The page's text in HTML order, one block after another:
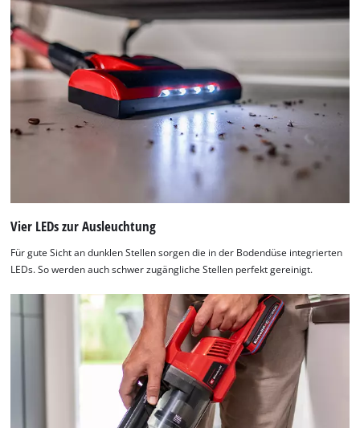
Vier LEDs zur Ausleuchtung
Für gute Sicht an dunklen Stellen sorgen die in der Bodendüse integrierten
LEDs. So werden auch schwer zugängliche Stellen perfekt gereinigt.